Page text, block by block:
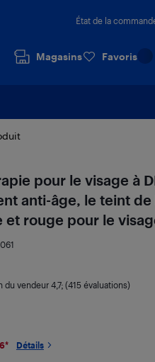
État de la
Magasins Favoris
pour le visage à
anti-âge, le teint de
rouge pour le
du vendeur 4,7; (415 évaluations)
* Détails